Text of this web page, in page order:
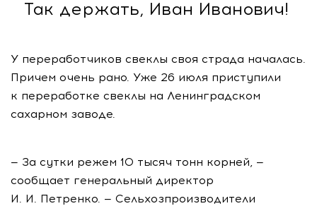
Так держать, Иван Иванович!
У переработчиков свеклы своя страда началась.
Причем очень рано. Уже 26 июля приступили
к переработке свеклы на Ленинградском
сахарном заводе.
— За сутки режем 10 тысяч тонн корней, —
сообщает генеральный директор
И. И. Петренко. — Сельхозпроизводители